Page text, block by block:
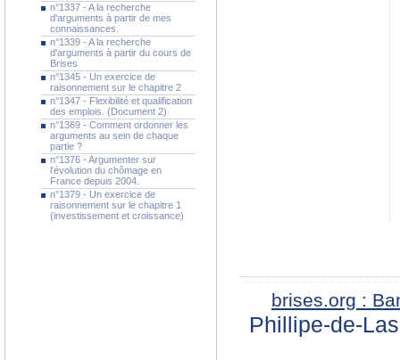
n°1337 - A la recherche
d'arguments à partir de mes
connaissances.
n°1339 - A la recherche
d'arguments à partir du cours de
Brises
n°1345 - Un exercice de
raisonnement sur le chapitre 2
n°1347 - Flexibilité et qualification
des emplois. (Document 2)
n°1369 - Comment ordonner les
arguments au sein de chaque
partie ?
n°1376 - Argumenter sur
l'évolution du chômage en
France depuis 2004.
n°1379 - Un exercice de
raisonnement sur le chapitre 1
(investissement et croissance)
brises.org :
Phillipe-de-